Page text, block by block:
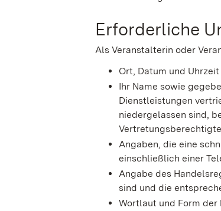
Erforderliche
Als Veranstalterin oder
Ort, Datum und
Ihr Name sowie
Dienstleistungen
niedergelassen sind,
Angaben, die eine
einschließlich einer
Angabe des
sind und die
Wortlaut und Form